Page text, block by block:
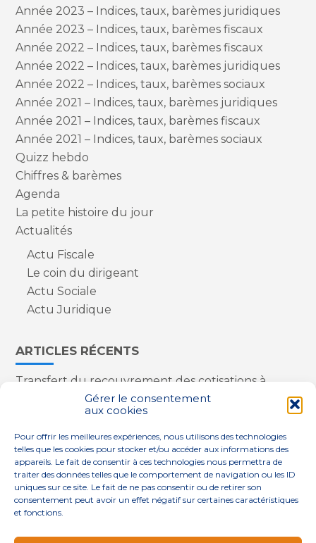
Gérer le consentement
aux cookies
Pour offrir les meilleures expériences, nous utilisons des technologies
telles que les cookies pour stocker et/ou accéder aux informations des
appareils. Le fait de consentir à ces technologies nous permettra de
traiter des données telles que le comportement de navigation ou les ID
uniques sur ce site. Le fait de ne pas consentir ou de retirer son
consentement peut avoir un effet négatif sur certaines caractéristiques
et fonctions.
Année 2023 – Indices, taux, barèmes juridiques
Année 2023 – Indices, taux, barèmes fiscaux
Année 2022 – Indices, taux, barèmes fiscaux
Année 2022 – Indices, taux, barèmes juridiques
Année 2022 – Indices, taux, barèmes sociaux
Année 2021 – Indices, taux, barèmes juridiques
Année 2021 – Indices, taux, barèmes fiscaux
Année 2021 – Indices, taux, barèmes sociaux
Quizz hebdo
Chiffres & barèmes
Agenda
La petite histoire du jour
Actualités
Actu Fiscale
Le coin du dirigeant
Actu Sociale
Actu Juridique
ARTICLES RÉCENTS
Transfert du recouvrement des cotisations à
l’Urssaf : des nouveautés
Appareils reconditionnés : annulation de la
Contrôle de la qualité de l’air dans les ERP
Industriels : le point sur les dernières évolutions
réglementaires